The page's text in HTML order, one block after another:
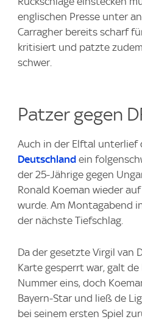
englischen Presse unter
Carragher bereits scharf
kritisiert und patzte
schwer.
Patzer gegen
Auch in der Elftal unterlief
Deutschland ein
der 25-Jährige gegen
Ronald Koeman wieder
wurde. Am Montagabend
der nächste Tiefschlag.
Da der gesetzte Virgil van
Karte gesperrt war, galt
Nummer eins, doch
Bayern-Star und ließ de
bei seinem ersten Spiel